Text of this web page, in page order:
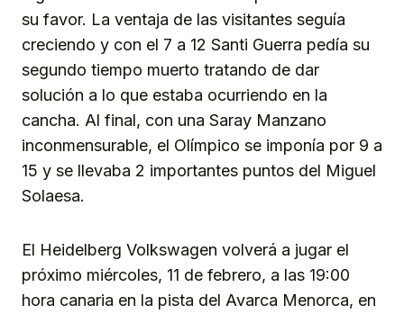
su favor. La ventaja de las visitantes seguía
creciendo y con el 7 a 12 Santi Guerra pedía su
segundo tiempo muerto tratando de dar
solución a lo que estaba ocurriendo en la
cancha. Al final, con una Saray Manzano
inconmensurable, el Olímpico se imponía por 9 a
15 y se llevaba 2 importantes puntos del Miguel
Solaesa.
El Heidelberg Volkswagen volverá a jugar el
próximo miércoles, 11 de febrero, a las 19:00
hora canaria en la pista del Avarca Menorca, en